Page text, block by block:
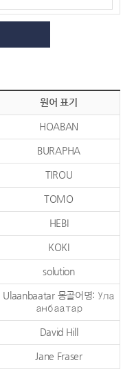
원어 표기
HOABAN
BURAPHA
TIROU
TOMO
HEBI
KOKI
solution
Ulaanbaatar 몽골어명: Ула
анбаатар
David Hill
Jane Fraser